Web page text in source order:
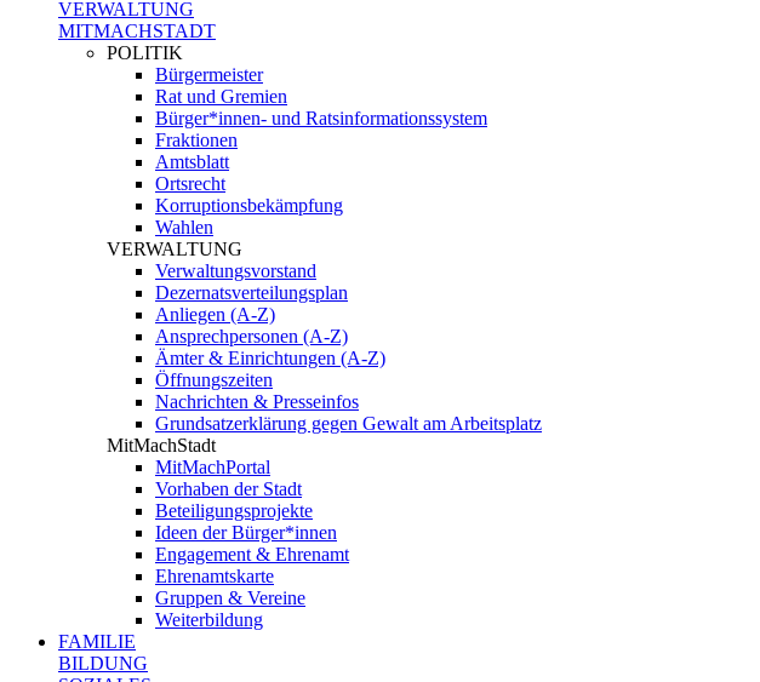
VERWALTUNG
MITMACHSTADT
POLITIK
Bürgermeister
Rat und Gremien
Bürger*innen- und Ratsinformationssystem
Fraktionen
Amtsblatt
Ortsrecht
Korruptionsbekämpfung
Wahlen
VERWALTUNG
Verwaltungsvorstand
Dezernatsverteilungsplan
Anliegen (A-Z)
Ansprechpersonen (A-Z)
Ämter & Einrichtungen (A-Z)
Öffnungszeiten
Nachrichten & Presseinfos
Grundsatzerklärung gegen Gewalt am Arbeitsplatz
MitMachStadt
MitMachPortal
Vorhaben der Stadt
Beteiligungsprojekte
Ideen der Bürger*innen
Engagement & Ehrenamt
Ehrenamtskarte
Gruppen & Vereine
Weiterbildung
FAMILIE
BILDUNG